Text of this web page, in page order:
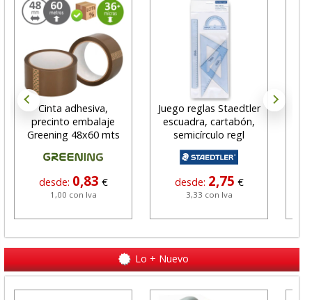
Cinta adhesiva,
precinto embalaje
Greening 48x60 mts
desde: 0,83 €
1,00 con Iva
Juego reglas Staedtler
escuadra, cartabón,
semicírculo regl
desde: 2,75 €
3,33 con Iva
Lo + Nuevo